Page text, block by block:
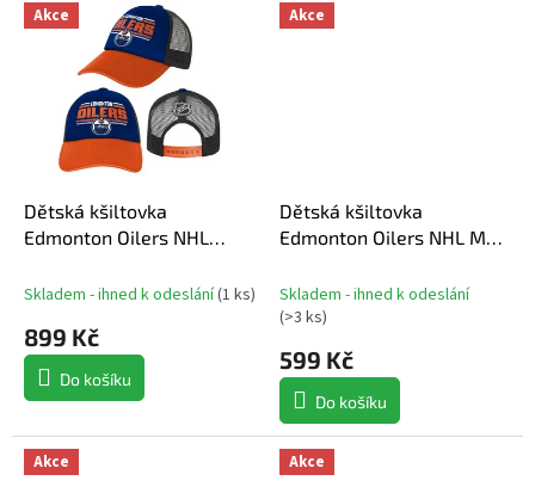
Akce
Dětská kšiltovka
Edmonton Oilers NHL
Trucker
Skladem - ihned k odeslání(1 ks)
899 Kč
Do košíku
Akce
Dětská kšiltovka
Edmonton Oilers NHL Mvp
Skladem - ihned k odeslání
(>3 ks)
599 Kč
Do košíku
Akce Akce